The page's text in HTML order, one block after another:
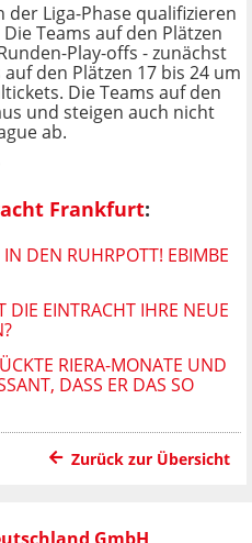
der Liga-Phase qualifizieren
Teams auf den Plätzen
Play-offs - zunächst
den Plätzen 17 bis 24 um
Die Teams auf den
und steigen auch nicht
ab.
Frankfurt:
DEN RUHRPOTT! EBIMBE
DIE EINTRACHT IHRE NEUE
RIERA-MONATE UND
DASS ER DAS SO F
Zurück zur Übersicht